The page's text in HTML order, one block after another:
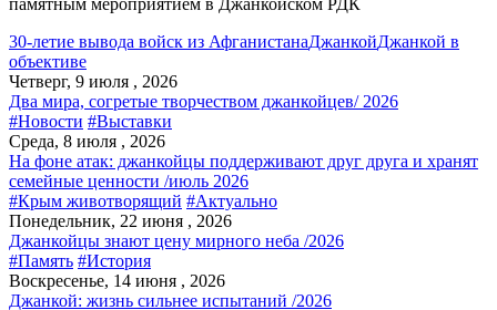
30-летие вывода войск из АфганистанаДжанкойДжанкой в
объективе
Четверг, 9 июля , 2026
Два мира, согретые творчеством джанкойцев/ 2026
#Новости #Выставки
Среда, 8 июля , 2026
На фоне атак: джанкойцы поддерживают друг друга и хранят
семейные ценности /июль 2026
#Крым животворящий #Актуально
Понедельник, 22 июня , 2026
Джанкойцы знают цену мирного неба /2026
#Память #История
Воскресенье, 14 июня , 2026
Джанкой: жизнь сильнее испытаний /2026